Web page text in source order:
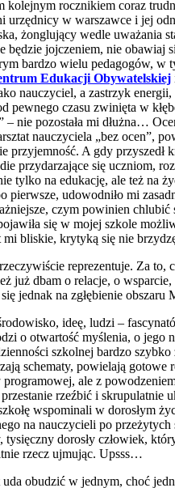
rocznikiem coraz
w warszawce i jej
żonglujący wedle uważania
jojczeniem, nie
bardzo wielu pedagogów, w
Edukacji Obywatelskiej
nauczyciel, a zastrzyk
czasu zwinięta w
– nie pozostała mi dłużna…
nauczyciela „bez ocen”,
przyjemność. A gdy przyszedł
przydarzające się uczniom,
tylko na edukację, ale też na
pierwsze, udowodniło mi
czym powinien
się w mojej szkole
bliskie, krytyką się nie
reprezentuje. Za to,
już dbam o relacje, o
jednak na zgłębienie obszaru
ideę, ludzi –
o otwartość myślenia, o jego
szkolnej bardzo
schematy, powielają gotowe
ale z
rzeźbić i skrupulatnie
wspominali w dorosłym
na nauczycieli po
dorosły człowiek,
rzecz ujmując. Upsss…
obudzić w jednym, choć